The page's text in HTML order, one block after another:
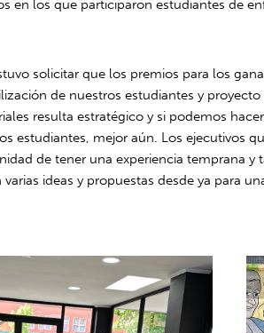
en los que participaron estudiantes de
solicitar que los premios para los
de nuestros estudiantes y
resulta estratégico y si podemos
estudiantes, mejor aún. Los ejecutivos
de tener una experiencia temprana
ideas y propuestas desde ya para